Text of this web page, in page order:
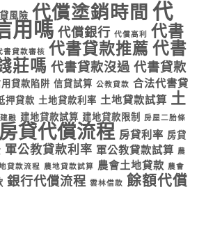
風險 代償塗銷時間 代
用嗎 代償銀行 代償高利
代書
書貸款審核 代書貸款推薦 代書
莊嗎 代書貸款沒過 代書貸款
貸款陷阱 信貸試算 公教貸款 合法代書貸
押貸款 土地貸款利率 土地貸款試算 土
融 建地貸款試算 建地貸款限制 房屋二胎條
房貸代償流程 房貸利率 房貸
軍公教貸款利率 軍公教貸款試算
農
貸款流程 農地貸款試算 農會土地貸款 農會
銀行代償流程 雲林借款 餘額代償